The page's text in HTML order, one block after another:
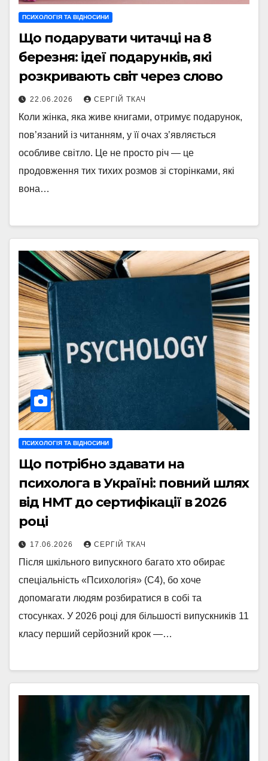
ПСИХОЛОГІЯ ТА ВІДНОСИНИ
Що подарувати читачці на 8
березня: ідеї подарунків, які
розкривають світ через слово
22.06.2026 СЕРГІЙ ТКАЧ
Коли жінка, яка живе книгами, отримує подарунок,
пов’язаний із читанням, у її очах з’являється
особливе світло. Це не просто річ — це
продовження тих тихих розмов зі сторінками, які
вона…
ПСИХОЛОГІЯ ТА ВІДНОСИНИ
Що потрібно здавати на
психолога в Україні: повний шлях
від НМТ до сертифікації в 2026
році
17.06.2026 СЕРГІЙ ТКАЧ
Після шкільного випускного багато хто обирає
спеціальність «Психологія» (C4), бо хоче
допомагати людям розбиратися в собі та
стосунках. У 2026 році для більшості випускників 11
класу перший серйозний крок —…